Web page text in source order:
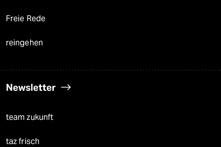
Freie Rede
reingehen
Newsletter
team zukunft
taz frisch